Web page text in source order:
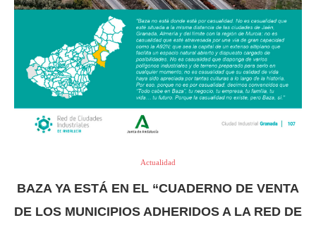
Actualidad
BAZA YA ESTÁ EN EL “CUADERNO DE VENTA
DE LOS MUNICIPIOS ADHERIDOS A LA RED DE